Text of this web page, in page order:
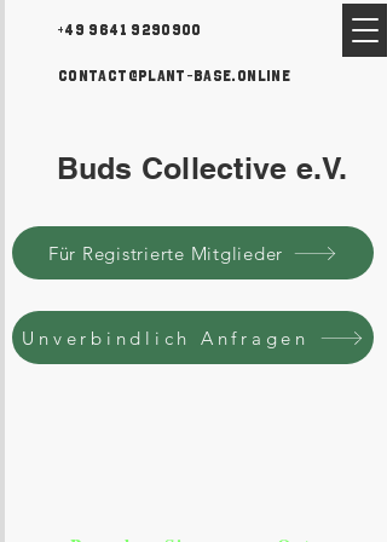
+49 9641 9290900
contact@plant-base.online
Buds Collective e.V.
Für Registrierte Mitglieder
Unverbindlich Anfragen